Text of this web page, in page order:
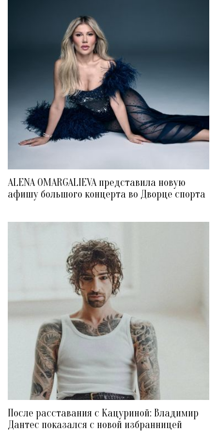
ALENA OMARGALIEVA представила новую
афишу большого концерта во Дворце спорта
После расставания с Кацуриной: Владимир
Дантес показался с новой избранницей